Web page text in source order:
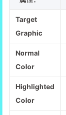
Target
Graphic
Normal
Color
Highlighted
Color